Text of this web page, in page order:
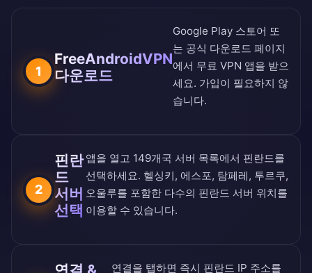
1
FreeAndroidVPN
다운로드
Google Play 스토어 또
는 공식 다운로드 페이지
에서 무료 VPN 앱을 받으
세요. 가입이 필요하지 않
습니다.
2
핀란
드
서버
선택
앱을 열고 149개국 서버 목록에서 핀란드를
선택하세요. 헬싱키, 에스포, 탐페레, 투르쿠,
오울루를 포함한 다수의 핀란드 서버 위치를
이용할 수 있습니다.
연결을 탭하면 즉시 핀란드 IP 주소를